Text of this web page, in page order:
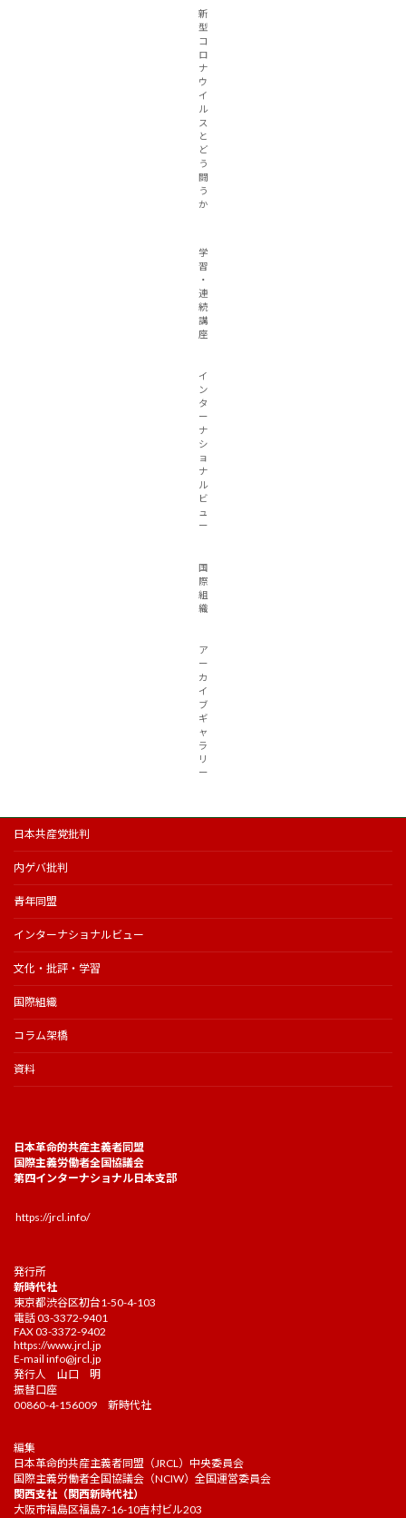
新
型
コ
ロ
ナ
ウ
イ
ル
ス
と
ど
う
闘
う
か
学
習
・
連
続
講
座
イ
ン
タ
ー
ナ
シ
ョ
ナ
ル
ビ
ュ
ー
国
際
組
織
ア
ー
カ
イ
ブ
ギ
ャ
ラ
リ
ー
日本共産党批判
内ゲバ批判
青年同盟
インターナショナルビュー
文化・批評・学習
国際組織
コラム架橋
資料
日本革命的共産主義者同盟
国際主義労働者全国協議会
第四インターナショナル日本支部
https://jrcl.info/
発行所
新時代社
東京都渋谷区初台1-50-4-103
電話 03-3372-9401
FAX 03-3372-9402
https://www.jrcl.jp
E-mail info@jrcl.jp
発行人 山口 明
振替口座
00860-4-156009 新時代社
編集
日本革命的共産主義者同盟（JRCL）中央委員会
国際主義労働者全国協議会（NCIW）全国運営委員会
関西支社（関西新時代社）
大阪市福島区福島7-16-10吉村ビル203